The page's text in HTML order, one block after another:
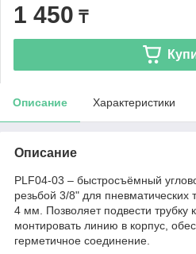
1 450 ₸
Описание Характеристики
Описание
PLF04-03 – быстросъёмный
резьбой 3/8" для пневматических
4 мм. Позволяет подвести трубку
монтировать линию в корпус,
герметичное соединение.